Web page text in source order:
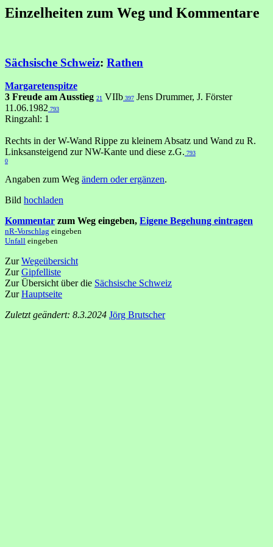
Einzelheiten zum Weg und Kommentare
Sächsische Schweiz: Rathen
Margaretenspitze
3 Freude am Ausstieg 21 VIIb 397 Jens Drummer, J. Förster
11.06.1982 793
Ringzahl: 1
Rechts in der W-Wand Rippe zu kleinem Absatz und Wand zu R.
Linksansteigend zur NW-Kante und diese z.G. 793
0
Angaben zum Weg ändern oder ergänzen.
Bild hochladen
Kommentar zum Weg eingeben, Eigene Begehung eintragen
nR-Vorschlag eingeben
Unfall eingeben
ZurWegeübersicht
ZurGipfelliste
Zur Übersicht über die Sächsische Schweiz
ZurHauptseite
Zuletzt geändert: 8.3.2024 Jörg Brutscher